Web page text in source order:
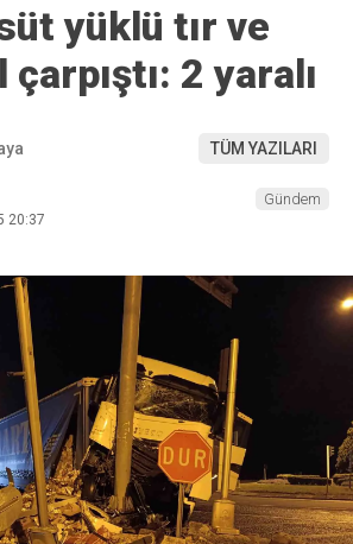
yüklü tır ve
2 yaralı
TÜM YAZILARI
20:37
Gündem